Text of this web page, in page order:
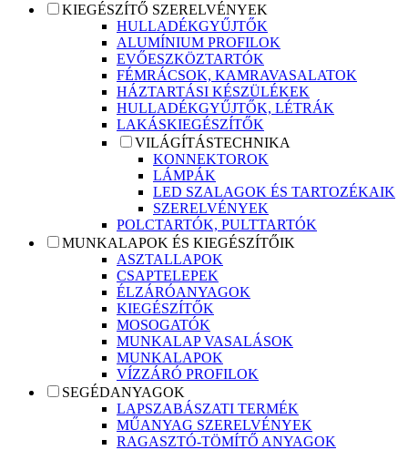
KIEGÉSZÍTŐ SZERELVÉNYEK
HULLADÉKGYŰJTŐK
ALUMÍNIUM PROFILOK
EVŐESZKÖZTARTÓK
FÉMRÁCSOK, KAMRAVASALATOK
HÁZTARTÁSI KÉSZÜLÉKEK
HULLADÉKGYŰJTŐK, LÉTRÁK
LAKÁSKIEGÉSZÍTŐK
VILÁGÍTÁSTECHNIKA
KONNEKTOROK
LÁMPÁK
LED SZALAGOK ÉS TARTOZÉKAIK
SZERELVÉNYEK
POLCTARTÓK, PULTTARTÓK
MUNKALAPOK ÉS KIEGÉSZÍTŐIK
ASZTALLAPOK
CSAPTELEPEK
ÉLZÁRÓANYAGOK
KIEGÉSZÍTŐK
MOSOGATÓK
MUNKALAP VASALÁSOK
MUNKALAPOK
VÍZZÁRÓ PROFILOK
SEGÉDANYAGOK
LAPSZABÁSZATI TERMÉK
MŰANYAG SZERELVÉNYEK
RAGASZTÓ-TÖMÍTŐ ANYAGOK